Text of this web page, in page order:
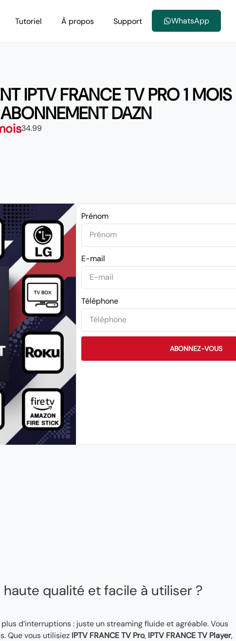
Tutoriel À propos Support WhatsApp
IPTV FRANCE TV PRO 1 MOIS
ABONNEMENT DAZN
34.99
Prénom
E-mail
Téléphone
ABONNEZ-VOUS
qualité et facile à utiliser ?
d’interruptions : juste un streaming fluide et agréable. Vous
Que vous utilisiez IPTV FRANCE TV Pro, IPTV FRANCE TV Player,